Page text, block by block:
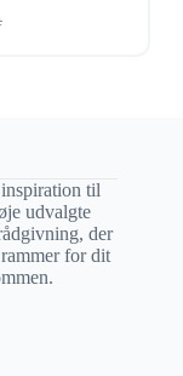
til
udvalgte
der
for dit